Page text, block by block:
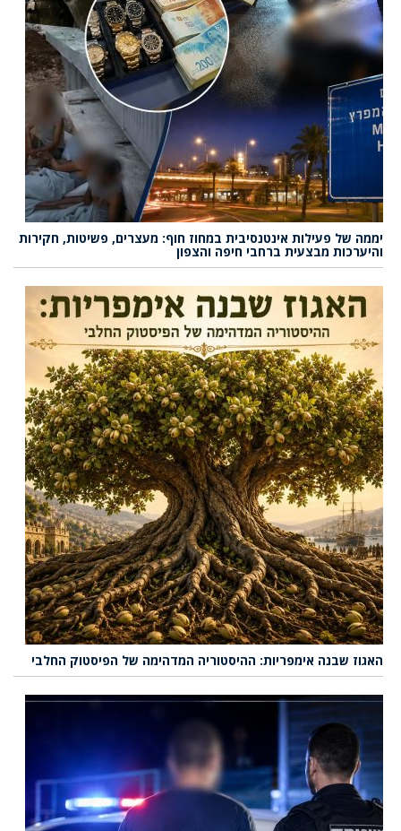
יממה של פעילות אינטנסיבית במחוז חוף: מעצרים, פשיטות, חקירות
והיערכות מבצעית ברחבי חיפה והצפון
האגוז שבנה אימפריות: ההיסטוריה המדהימה של הפיסטוק החלבי